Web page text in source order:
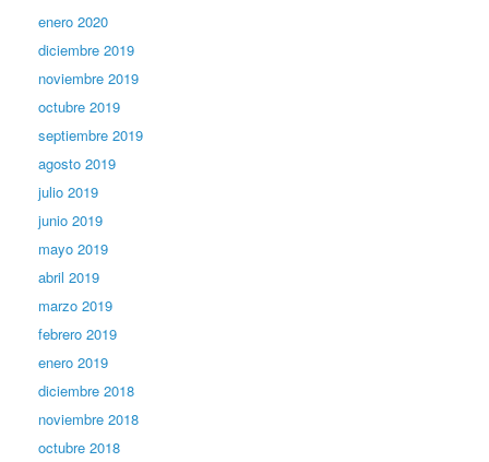
enero 2020
diciembre 2019
noviembre 2019
octubre 2019
septiembre 2019
agosto 2019
julio 2019
junio 2019
mayo 2019
abril 2019
marzo 2019
febrero 2019
enero 2019
diciembre 2018
noviembre 2018
octubre 2018